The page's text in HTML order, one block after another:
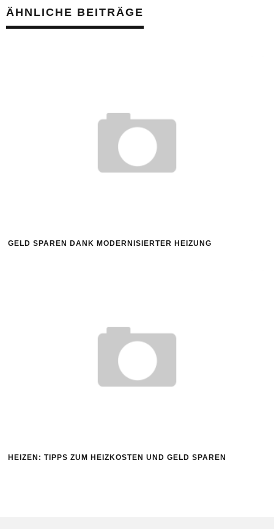
ÄHNLICHE BEITRÄGE
GELD SPAREN DANK MODERNISIERTER HEIZUNG
HEIZEN: TIPPS ZUM HEIZKOSTEN UND GELD SPAREN